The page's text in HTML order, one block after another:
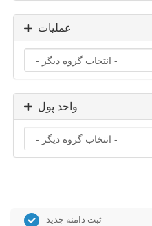
عملیات
واحد پول
ثبت دامنه جدید